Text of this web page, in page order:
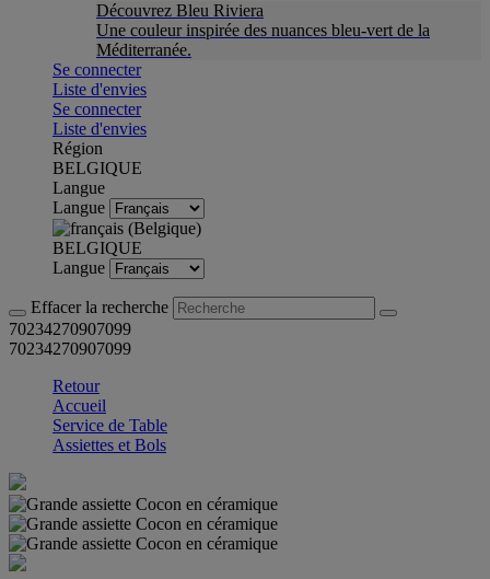
Découvrez Bleu Riviera
Une couleur inspirée des nuances bleu-vert de la
Méditerranée.
Se connecter
Liste d'envies
Se connecter
Liste d'envies
Région
BELGIQUE
Langue
Langue
BELGIQUE
Langue
Effacer la recherche
70234270907099
70234270907099
Retour
Accueil
Service de Table
Assiettes et Bols